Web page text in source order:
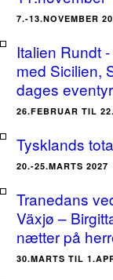
7.-13.NOVEMBER
Italien Rundt
med Sicilien,
dages
26.FEBRUAR TIL
Tysklands
20.-25.MARTS 2027
Tranedans
Växjø –
nætter på
30.MARTS TIL